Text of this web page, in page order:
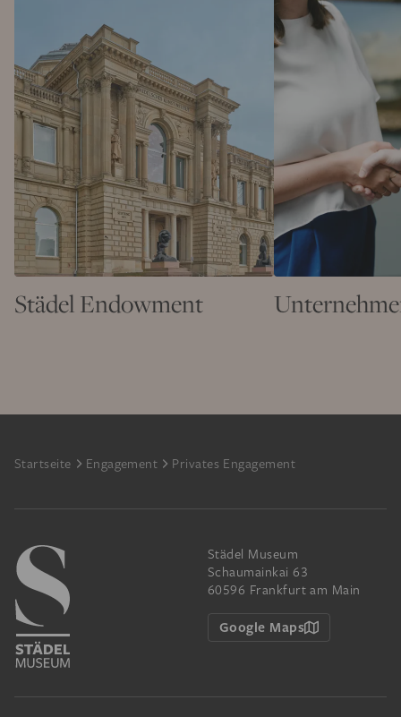
Städel Endowment
Footer
Startseite Engagement Privates Engagement
Städel Museum
Schaumainkai 63
60596 Frankfurt am Main
Google Maps